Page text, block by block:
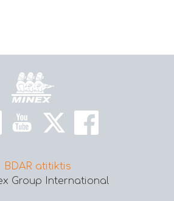
BDAR atitiktis
Group International